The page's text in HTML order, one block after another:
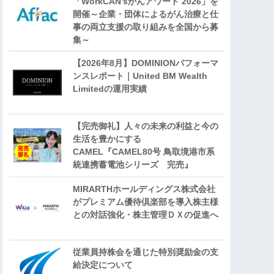
開催～企業・団体によるがん治療と仕
事の両立支援の取り組みを全国から募
集～
【2026年8月】DOMINIONパフォーマ
ンスレポート｜United BM Wealth
Limitedの運用実績
【完売御礼】人々の未来の利益と今の
生活を豊かにする
CAMEL『CAMEL80号 鳥取境港市系
統連携蓄電池シリーズ 完売』
MIRARTHホールディングス株式会社
がプレミアム優待倶楽部を導入株主様
との対話強化・株主管理ＤＸの促進へ
従業員持株会を通じた特別奨励金の支
給決定について